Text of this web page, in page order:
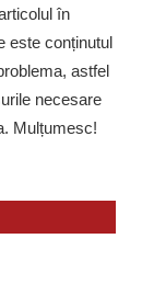
în
este conținutul
astfel
necesare
Mulțumesc!